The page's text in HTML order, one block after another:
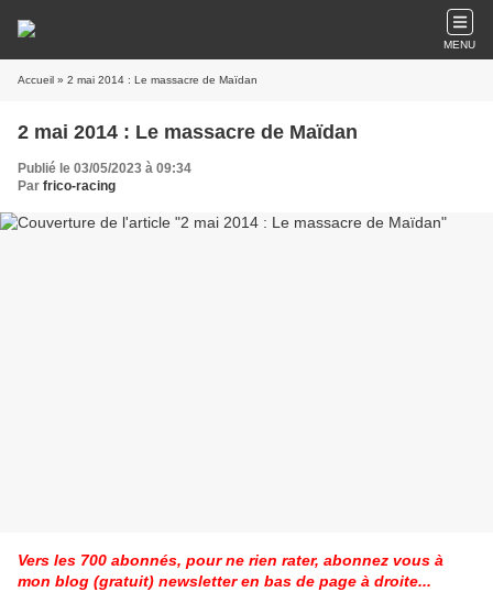
MENU
Accueil » 2 mai 2014 : Le massacre de Maïdan
2 mai 2014 : Le massacre de Maïdan
Publié le 03/05/2023 à 09:34
Par frico-racing
Vers les 700 abonnés, pour ne rien rater, abonnez vous à
mon blog (gratuit) newsletter en bas de page à droite...